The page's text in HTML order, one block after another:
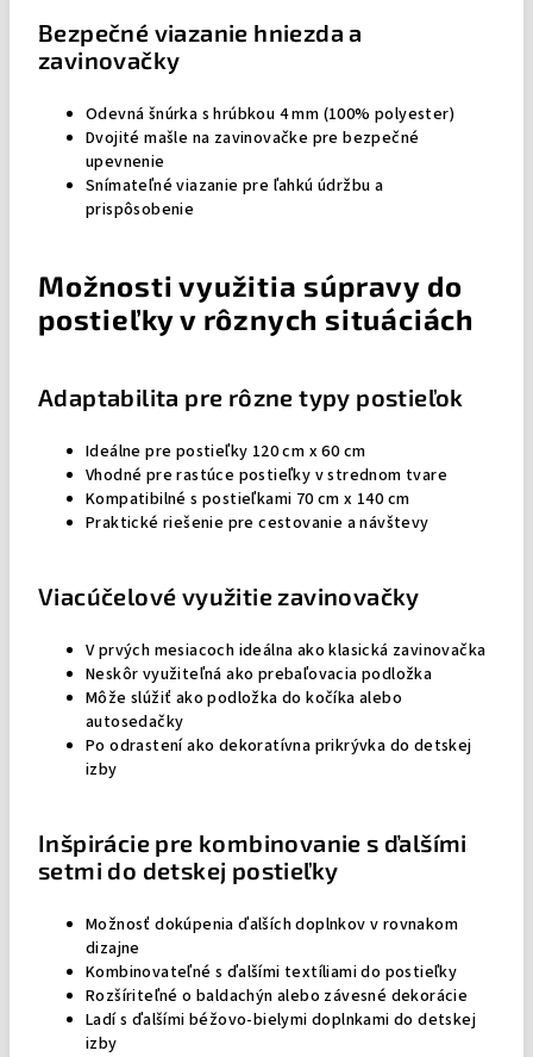
Bezpečné viazanie hniezda a
zavinovačky
Odevná šnúrka s hrúbkou 4 mm (100% polyester)
Dvojité mašle na zavinovačke pre bezpečné
upevnenie
Snímateľné viazanie pre ľahkú údržbu a
prispôsobenie
Možnosti využitia súpravy do
postieľky v rôznych situáciách
Adaptabilita pre rôzne typy postieľok
Ideálne pre postieľky 120 cm x 60 cm
Vhodné pre rastúce postieľky v strednom tvare
Kompatibilné s postieľkami 70 cm x 140 cm
Praktické riešenie pre cestovanie a návštevy
Viacúčelové využitie zavinovačky
V prvých mesiacoch ideálna ako klasická zavinovačka
Neskôr využiteľná ako prebaľovacia podložka
Môže slúžiť ako podložka do kočíka alebo
autosedačky
Po odrastení ako dekoratívna prikrývka do detskej
izby
Inšpirácie pre kombinovanie s ďalšími
setmi do detskej postieľky
Možnosť dokúpenia ďalších doplnkov v rovnakom
dizajne
Kombinovateľné s ďalšími textíliami do postieľky
Rozšíriteľné o baldachýn alebo závesné dekorácie
Ladí s ďalšími béžovo-bielymi doplnkami do detskej
izby